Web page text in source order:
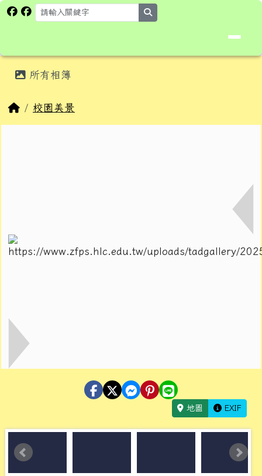
跳至主內容區
花蓮縣卓溪鄉卓楓國民小學全球資
所有相簿
回首頁
校園美景
地圖 EXIF